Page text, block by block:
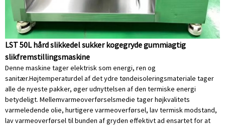
LST 50L hård slikkedel sukker kogegryde gummiagtig
slikfremstillingsmaskine
Denne maskine tager elektrisk som energi, ren og
sanitær.Højtemperaturdel af det ydre tøndeisoleringsmateriale tager
alle de nyeste pakker, øger udnyttelsen af ​​den termiske energi
betydeligt. Mellemvarmeoverførselsmedie tager højkvalitets
varmeledende olie, hurtigere varmeoverførsel, lav termisk modstand,
lav varmeoverførsel til bunden af ​​gryden effektivt ad ensartet for at